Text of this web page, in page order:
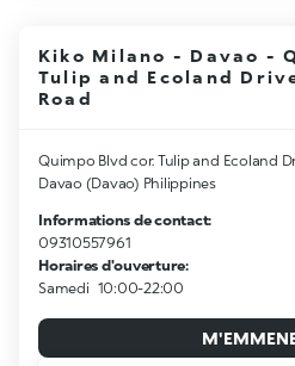
Kiko Milano - Davao -
Tulip and Ecoland
Road
Quimpo Blvd cor. Tulip and Ecoland
Davao (Davao) Philippines
Informations de contact:
09310557961
Horaires d'ouverture:
Samedi 10:00-22:00